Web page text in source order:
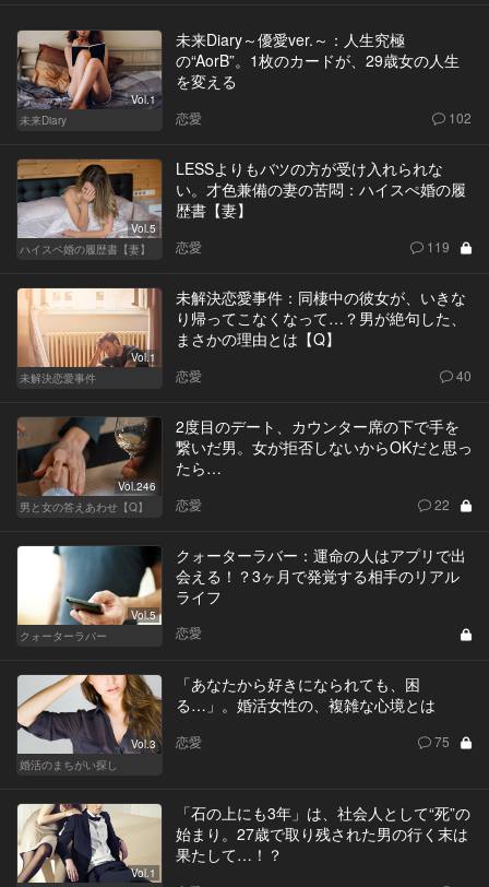
Vol.1
未来Diary
未来Diary～優愛ver.～：人生究極
の“AorB”。1枚のカードが、29歳女の人生
を変える
恋愛 102
Vol.5
ハイスペ婚の履歴書【妻】
LESSよりもバツの方が受け入れられな
い。才色兼備の妻の苦悶：ハイスぺ婚の履
歴書【妻】
恋愛 119
Vol.1
未解決恋愛事件
未解決恋愛事件：同棲中の彼女が、いきな
り帰ってこなくなって…？男が絶句した、
まさかの理由とは【Q】
恋愛 40
Vol.246
男と女の答えあわせ【Q】
2度目のデート、カウンター席の下で手を
繋いだ男。女が拒否しないからOKだと思っ
たら…
恋愛 22
Vol.5
クォーターラバー
クォーターラバー：運命の人はアプリで出
会える！？3ヶ月で発覚する相手のリアル
ライフ
恋愛
Vol.3
婚活のまちがい探し
「あなたから好きになられても、困
る…」。婚活女性の、複雑な心境とは
恋愛 75
Vol.1
「石の上にも3年」は、社会人として“死”の
始まり。27歳で取り残された男の行く末は
果たして…！？